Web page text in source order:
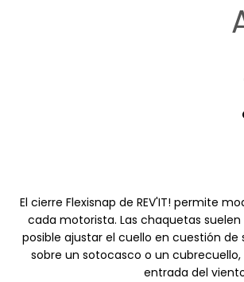
El cierre Flexisnap de REV'IT! permite
cada motorista. Las chaquetas
posible ajustar el cuello en cuestión
sobre un sotocasco o un
entrada del